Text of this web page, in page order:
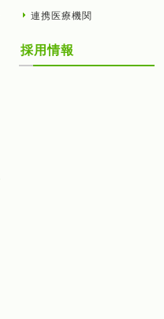
連携医療機関
採用情報